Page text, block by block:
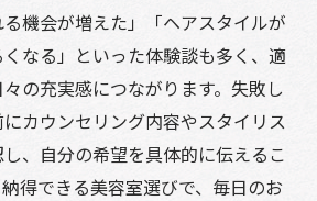
る機会が増えた」「ヘアスタイルが
なる」といった体験談も多く、適
の充実感につながります。失敗し
カウンセリング内容やスタイリス
、自分の希望を具体的に伝えるこ
得できる美容室選びで、毎日のお